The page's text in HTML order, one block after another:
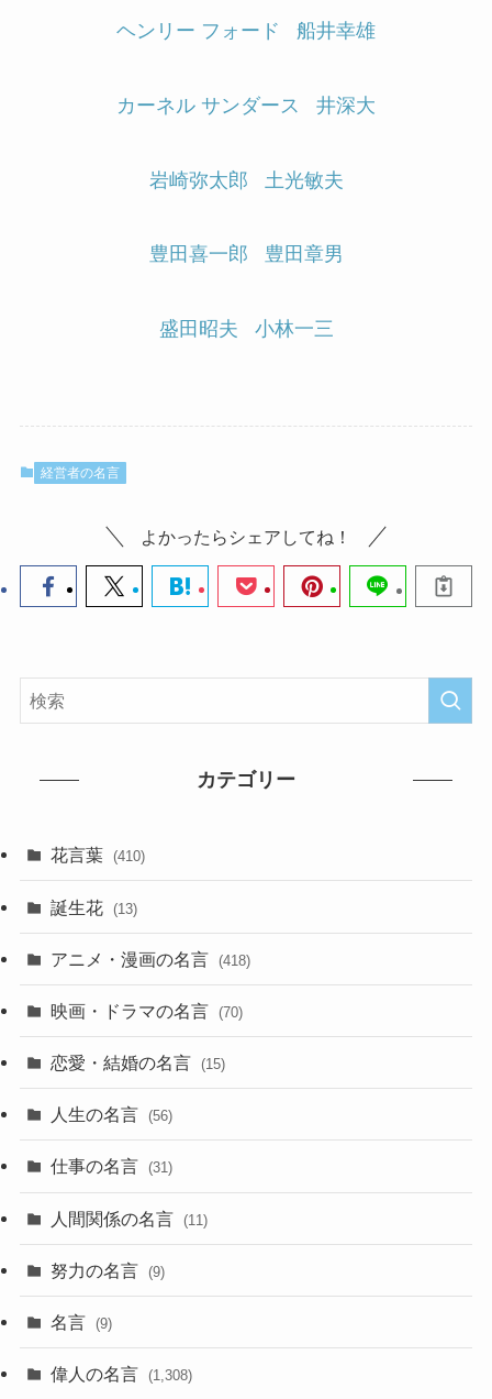
ヘンリー フォード 船井幸雄
カーネル サンダース 井深大
岩崎弥太郎 土光敏夫
豊田喜一郎 豊田章男
盛田昭夫 小林一三
経営者の名言
よかったらシェアしてね！
カテゴリー
花言葉 (410)
誕生花 (13)
アニメ・漫画の名言 (418)
映画・ドラマの名言 (70)
恋愛・結婚の名言 (15)
人生の名言 (56)
仕事の名言 (31)
人間関係の名言 (11)
努力の名言 (9)
名言 (9)
偉人の名言 (1,308)